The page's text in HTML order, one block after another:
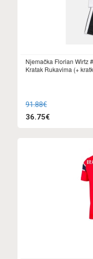
Njemačka Florian Wirtz
Kratak Rukavima (+
91.88€
36.75€